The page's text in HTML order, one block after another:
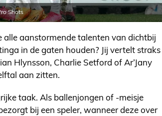
Shots
alle aanstormende talenten van dichtbij
in de gaten houden? Jij vertelt straks
Hlynsson, Charlie Setford of Ar’Jany
aan zitten.
taak. Als ballenjongen of -meisje
bij een speler, wanneer deze over